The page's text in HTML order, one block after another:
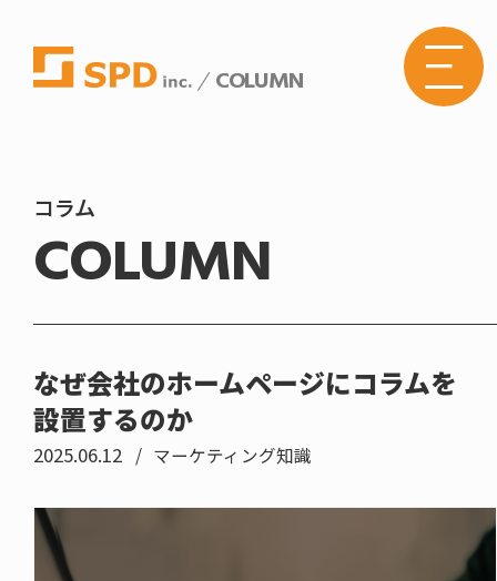
COLUMN
コラム
COLUMN
なぜ会社のホームページにコラムを
設置するのか
2025.06.12 マーケティング知識